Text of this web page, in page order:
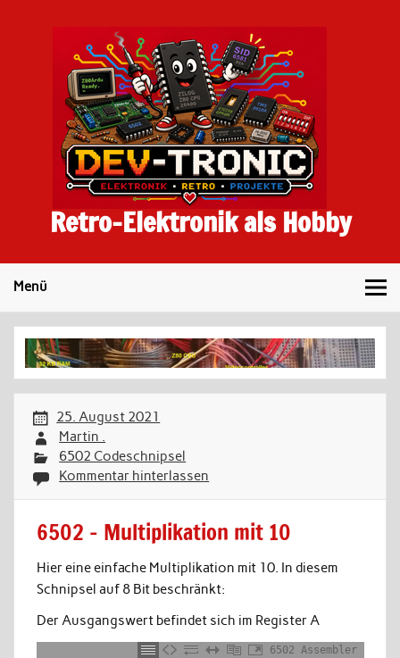
Retro-Elektronik als Hobby
Menü
25. August 2021
Martin .
6502 Codeschnipsel
Kommentar hinterlassen
6502 – Multiplikation mit 10
Hier eine einfache Multiplikation mit 10. In diesem
Schnipsel auf 8 Bit beschränkt:
Der Ausgangswert befindet sich im Register A
6502 Assembler